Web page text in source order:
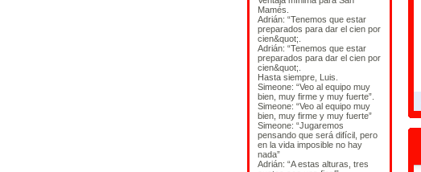
Mamés.
Adrián: “Tenemos que estar
preparados para dar el cien por
cien&quot;.
Adrián: “Tenemos que estar
preparados para dar el cien por
cien&quot;.
Hasta siempre, Luis.
Simeone: “Veo al equipo muy
bien, muy firme y muy fuerte”.
Simeone: “Veo al equipo muy
bien, muy firme y muy fuerte”
Simeone: “Jugaremos
pensando que será difícil, pero
en la vida imposible no hay
nada”
Adrián: “A estas alturas, tres